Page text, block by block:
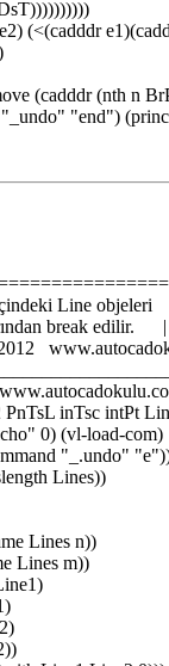
(<(cadddr
(cadddr (nth n
"end")
içindeki Line
break edilir. |
inTsc intPt
0) (vl-load-com)
"_.undo"
Lines))
Lines n))
Lines m))